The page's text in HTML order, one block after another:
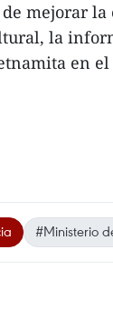
mejorar la
la
en
#Ministerio